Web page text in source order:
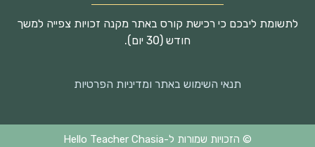
לתשומת ליבכם כי רכישת קורס באתר מקנה זכויות צפייה למשך
חודש (30 יום).
תנאי השימוש באתר ומדיניות הפרטיות
© הזכויות שמורות ל-Hello Teacher Chasia